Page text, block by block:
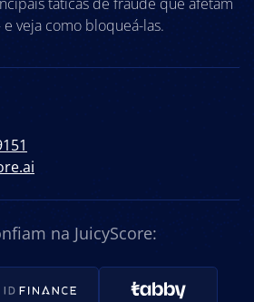
veja como bloqueá-las.
na JuicyScore: